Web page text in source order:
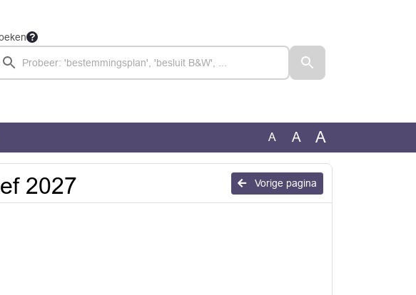
A A A
Vorige pagina
2027